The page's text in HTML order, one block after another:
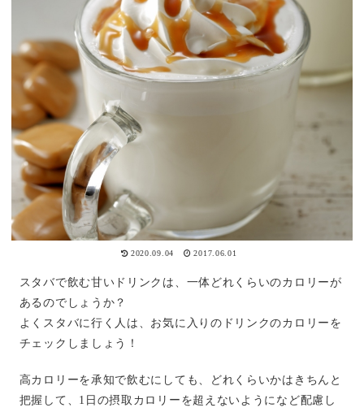
2020.09.04 2017.06.01
スタバで飲む甘いドリンクは、一体どれくらいのカロリーが
あるのでしょうか？
よくスタバに行く人は、お気に入りのドリンクのカロリーを
チェックしましょう！
高カロリーを承知で飲むにしても、どれくらいかはきちんと
把握して、1日の摂取カロリーを超えないようになど配慮し